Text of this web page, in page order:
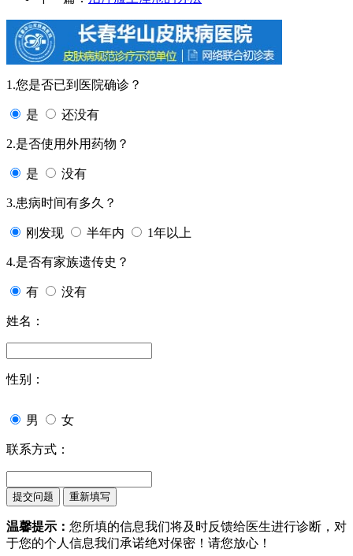
1.您是否已到医院确诊？
是 还没有
2.是否使用外用药物？
是 没有
3.患病时间有多久？
刚发现 半年内 1年以上
4.是否有家族遗传史？
有 没有
姓名：
性别：
男 女
联系方式：
温馨提示： 您所填的信息我们将及时反馈给医生进行诊断，对
于您的个人信息我们承诺绝对保密！请您放心！